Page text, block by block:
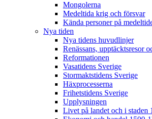
Mongolerna
Medeltida krig och försvar
Kända personer på
Nya tiden
Nya tidens huvudlinjer
Renässans, upptäcktsresor
Reformationen
Vasatidens Sverige
Stormaktstidens Sverige
Häxprocesserna
Frihetstidens Sverige
Upplysningen
Livet på landet och i staden